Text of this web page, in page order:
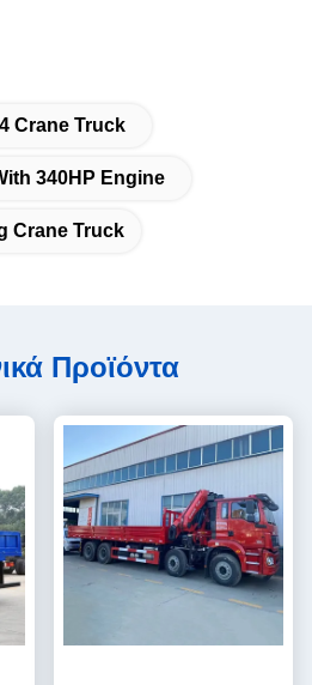
Crane Truck
340HP Engine
Crane Truck
Προϊόντα